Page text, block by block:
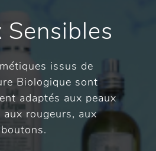
Sensibles
issus de
Biologique sont
adaptés aux peaux
aux rougeurs, aux
boutons.